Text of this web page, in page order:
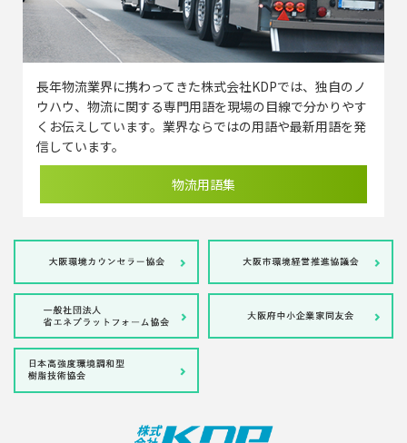
長年物流業界に携わってきた株式会社KDPでは、独自のノ
ウハウ、物流に関する専門用語を現場の目線で分かりやす
くお伝えしています。業界ならではの用語や最新用語を発
信しています。
物流用語集